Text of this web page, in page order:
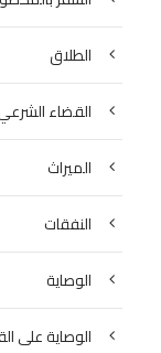
الطلاق
القضاء
الميراث
النفقات
الوصاية
الوصاية على